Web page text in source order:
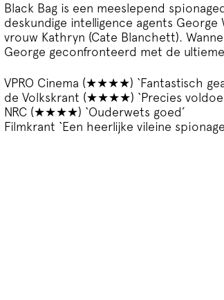
Black Bag is een meeslepend
deskundige intelligence agents
vrouw Kathryn (Cate Blanchett).
George geconfronteerd met de
VPRO Cinema (★★★★) ‘Fantastisch
de Volkskrant (★★★★) ‘Precies
NRC (★★★★) ‘Ouderwets goed’
Filmkrant ‘Een heerlijke vileine